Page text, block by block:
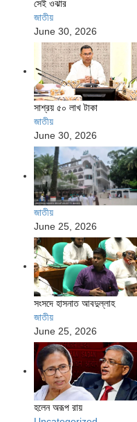
সেই ওঝার
জাতীয়
June 30, 2026
সাশ্রয় ৫০ লাখ টাকা
জাতীয়
June 30, 2026
জাতীয়
June 25, 2026
সংসদে হাসনাত আবদুল্লাহ
জাতীয়
June 25, 2026
হলেন অরূপ রায়